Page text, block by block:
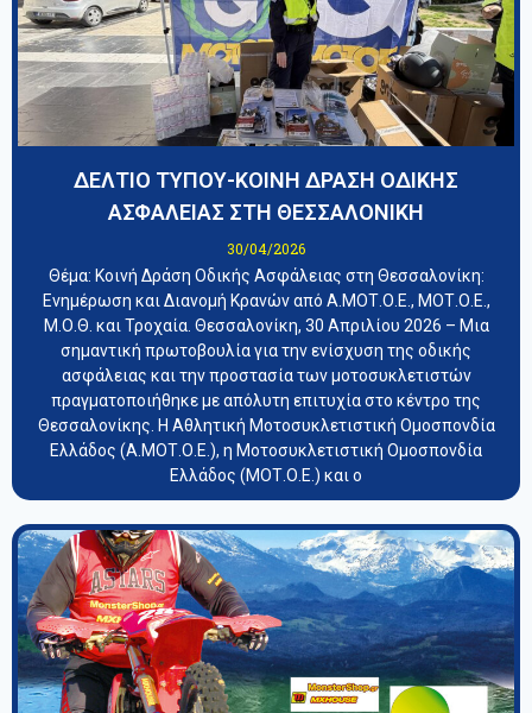
ΔΕΛΤΙΟ ΤΥΠΟΥ-ΚΟΙΝΗ ΔΡΑΣΗ ΟΔΙΚΗΣ
ΑΣΦΑΛΕΙΑΣ ΣΤΗ ΘΕΣΣΑΛΟΝΙΚΗ
30/04/2026
​Θέμα: Κοινή Δράση Οδικής Ασφάλειας στη Θεσσαλονίκη:
Ενημέρωση και Διανομή Κρανών από Α.ΜΟΤ.Ο.Ε., ΜΟΤ.Ο.Ε.,
Μ.Ο.Θ. και Τροχαία. ​Θεσσαλονίκη, 30 Απριλίου 2026 – Μια
σημαντική πρωτοβουλία για την ενίσχυση της οδικής
ασφάλειας και την προστασία των μοτοσυκλετιστών
πραγματοποιήθηκε με απόλυτη επιτυχία στο κέντρο της
Θεσσαλονίκης. Η Αθλητική Μοτοσυκλετιστική Ομοσπονδία
Ελλάδος (Α.ΜΟΤ.Ο.Ε.), η Μοτοσυκλετιστική Ομοσπονδία
Ελλάδος (ΜΟΤ.Ο.Ε.) και ο